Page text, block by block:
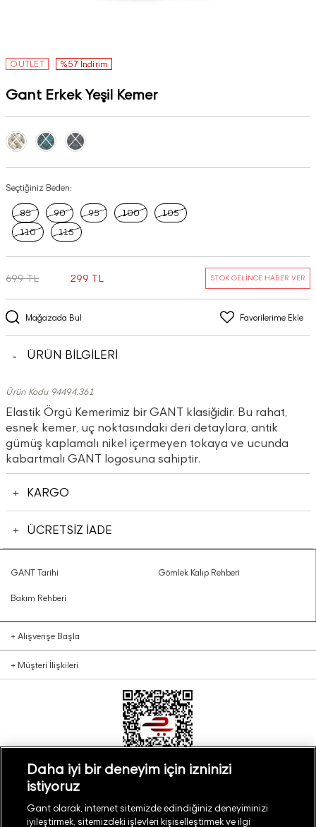
OUTLET %57 İndirim
Gant Erkek Yeşil Kemer
Seçtiğiniz Beden:
85 90 95 100
105
110
115
Mağazada Bul Favorilerime Ekle
699 TL 299 TL STOK GELİNCE HABER VER
ÜRÜN BİLGİLERİ
Ürün Kodu 94494.361
Elastik Örgü Kemerimiz bir GANT klasiğidir. Bu rahat,
esnek kemer, uç noktasındaki deri detaylara, antik
gümüş kaplamalı nikel içermeyen tokaya ve ucunda
kabartmalı GANT logosuna sahiptir.
KARGO
ÜCRETSİZ İADE
GANT Tarihi Gömlek Kalıp Rehberi
Bakım Rehberi
+ Alışverişe Başla
+ Müşteri İlişkileri
Türkiye Mağaza Bul
Daha iyi bir deneyim için izninizi
istiyoruz
Gant olarak, internet sitemizde edindiğiniz deneyiminizi
iyileştirmek, sitemizdeki işlevleri kişiselleştirmek ve ilgi